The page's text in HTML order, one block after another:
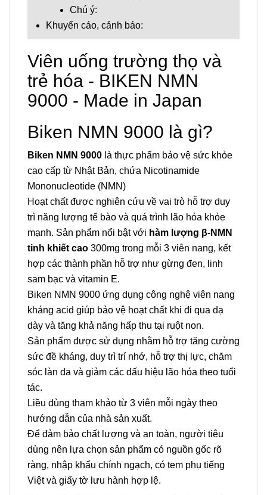
Chú ý:
Khuyến cáo, cảnh báo:
Viên uống trường thọ và
trẻ hóa - BIKEN NMN
9000 - Made in Japan
Biken NMN 9000 là gì?
Biken NMN 9000 là thực phẩm bảo vệ sức khỏe
cao cấp từ Nhật Bản, chứa Nicotinamide
Mononucleotide (NMN)
Hoạt chất được nghiên cứu về vai trò hỗ trợ duy
trì năng lượng tế bào và quá trình lão hóa khỏe
mạnh. Sản phẩm nổi bật với hàm lượng β-NMN
tinh khiết cao 300mg trong mỗi 3 viên nang, kết
hợp các thành phần hỗ trợ như gừng đen, linh
sam bạc và vitamin E.
Biken NMN 9000 ứng dụng công nghệ viên nang
kháng acid giúp bảo vệ hoạt chất khi đi qua dạ
dày và tăng khả năng hấp thu tại ruột non.
Sản phẩm được sử dụng nhằm hỗ trợ tăng cường
sức đề kháng, duy trì trí nhớ, hỗ trợ thị lực, chăm
sóc làn da và giảm các dấu hiệu lão hóa theo tuổi
tác.
Liều dùng tham khảo từ 3 viên mỗi ngày theo
hướng dẫn của nhà sản xuất.
Để đảm bảo chất lượng và an toàn, người tiêu
dùng nên lựa chọn sản phẩm có nguồn gốc rõ
ràng, nhập khẩu chính ngạch, có tem phụ tiếng
Việt và giấy tờ lưu hành hợp lệ.